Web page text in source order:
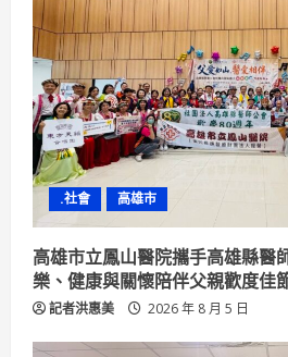
e
a
d
i
n
g
.社會 高雄市
高雄市立鳳山醫院攜手高雄縣
樂、健康與關懷陪伴父親歡度佳
記者洪惠美 2026 年 8 月 5 日